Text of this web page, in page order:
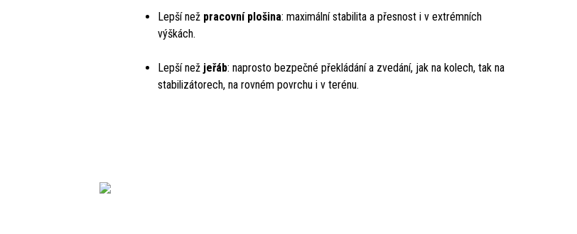
Lepší než pracovní plošina: maximální stabilita a přesnost i v extrémních
výškách.
Lepší než jeřáb: naprosto bezpečné překládání a zvedání, jak na kolech, tak na
stabilizátorech, na rovném povrchu i v terénu.